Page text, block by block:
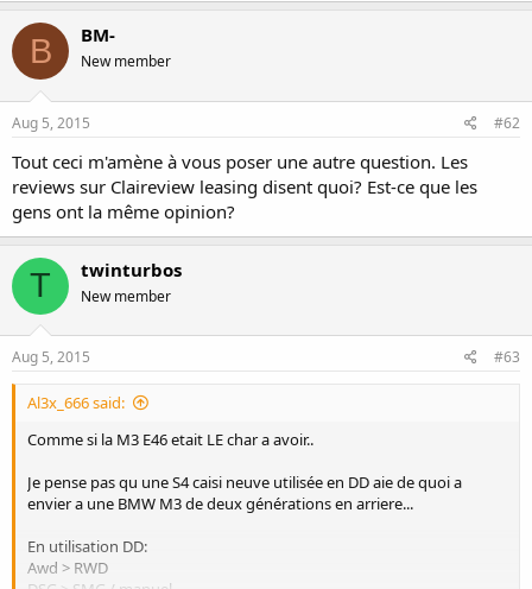
B BM-
New member
Aug 5, 2015 #62
Tout ceci m'amène à vous poser une autre question. Les
reviews sur Claireview leasing disent quoi? Est-ce que les
gens ont la même opinion?
T twinturbos
New member
Aug 5, 2015 #63
Al3x_666 said:
Comme si la M3 E46 etait LE char a avoir..
Je pense pas qu une S4 caisi neuve utilisée en DD aie de quoi a
envier a une BMW M3 de deux générations en arriere...
En utilisation DD:
Awd > RWD